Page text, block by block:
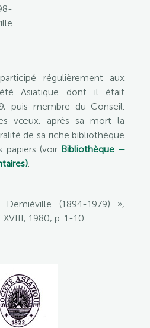
régulièrement aux
Asiatique dont il était
puis membre du Conseil.
vœux, après sa mort la
de sa riche bibliothèque
papiers (voir Bibliothèque –
.
(1894-1979) »,
1980, p. 1-10.